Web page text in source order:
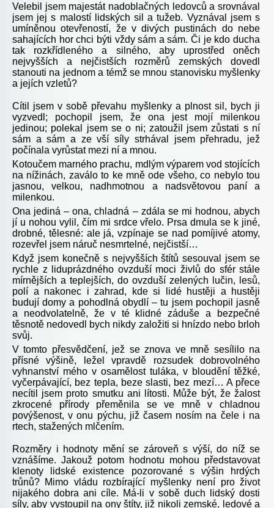
Velebil jsem majestát nadoblačných ledovců a srovnával
jsem jej s malostí lidských sil a tužeb. Vyznával jsem s
umíněnou otevřeností, že v divých pustinách do nebe
sahajících hor chci býti vždy sám a sám. Či je kdo ducha
tak rozkřídleného a silného, aby uprostřed oněch
nejvyšších a nejčistších rozměrů zemských dovedl
stanouti na jednom a témž se mnou stanovisku myšlenky
a jejích vzletů?
Cítil jsem v sobě převahu myšlenky a plnost sil, bych ji
vyzvedl; pochopil jsem, že ona jest mojí milenkou
jedinou; polekal jsem se o ni; zatoužil jsem zůstati s ní
sám a sám a ze vší síly strhával jsem přehradu, jež
počínala vyrůstat mezi ní a mnou.
Kotoučem marného prachu, mdlým výparem vod stojících
na nížinách, zaválo to ke mně ode všeho, co nebylo tou
jasnou, velkou, nadhmotnou a nadsvětovou paní a
milenkou.
Ona jediná – ona, chladná – zdála se mi hodnou, abych
jí u nohou vylil, čím mi srdce vřelo. Prsa dmula se k jiné,
drobné, tělesné: ale já, vzpínaje se nad pomíjivé atomy,
rozevřel jsem náruč nesmrtelné, nejčistší…
Když jsem konečně s nejvyšších štítů sesouval jsem se
rychle z liduprázdného ovzduší moci živlů do sfér stále
mírnějších a teplejších, do ovzduší zelených lučin, lesů,
polí a nakonec i zahrad, kde si lidé hustěji a hustěji
budují domy a pohodlná obydlí – tu jsem pochopil jasně
a neodvolatelně, že v té klidné záduše a bezpečné
těsnotě nedovedl bych nikdy založiti si hnízdo nebo brloh
svůj.
V tomto přesvědčení, jež se znova ve mně sesílilo na
přísné výšině, ležel vpravdě rozsudek dobrovolného
vyhnanství mého v osamělost tuláka, v bloudění těžké,
vyčerpávající, bez tepla, beze slasti, bez mezí… A přece
necítil jsem proto smutku ani lítosti. Může být, že žalost
zkrocené přírody přeměnila se ve mně v chladnou
povýšenost, v onu pýchu, již časem nosím na čele i na
rtech, stažených mlčením.
Rozměry i hodnoty mění se zároveň s výší, do níž se
vznášíme. Jakouž potom hodnotu mohou představovat
klenoty lidské existence pozorované s výšin hrdých
trůnů? Mimo vládu rozbírající myšlenky není pro život
nijakého dobra ani cíle. Má-li v sobě duch lidský dosti
síly, aby vystoupil na ony štíty, již nikoli zemské, ledové a